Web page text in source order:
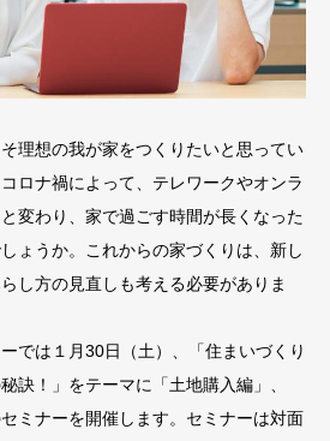
理想の我が家をつくりたいと思ってい
ロナ禍によって、テレワークやオンラ
変わり、家で過ごす時間が長くなった
ょうか。これからの家づくりは、新し
し方の見直しも考える必要がありま
では１月30日（土）、「住まいづくり
訣！」をテーマに「土地購入編」、
ミナーを開催します。セミナーは対面